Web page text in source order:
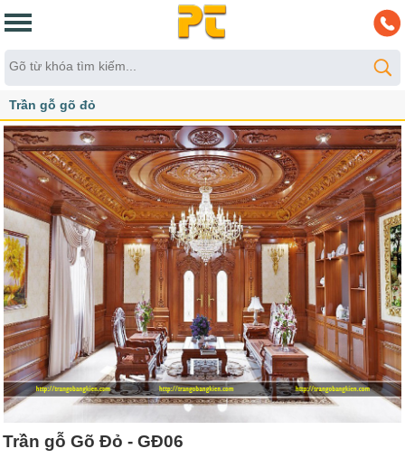
Trần gỗ gõ đỏ
Trần gỗ Gõ Đỏ - GĐ06